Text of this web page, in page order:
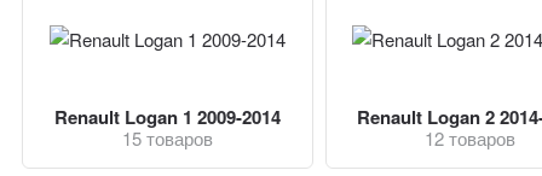
Renault Logan 1 2009-2014
15 товаров
Renault Logan 2
12 товаров